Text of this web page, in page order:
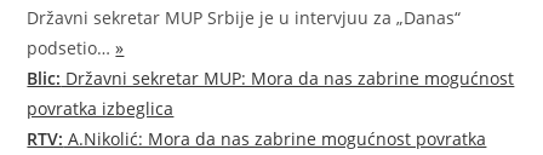
Državni sekretar MUP Srbije je u intervjuu za „Danas“
podsetio…»
Blic: Državni sekretar MUP: Mora da nas zabrine mogućnost
povratka izbeglica
RTV: A.Nikolić: Mora da nas zabrine mogućnost povratka